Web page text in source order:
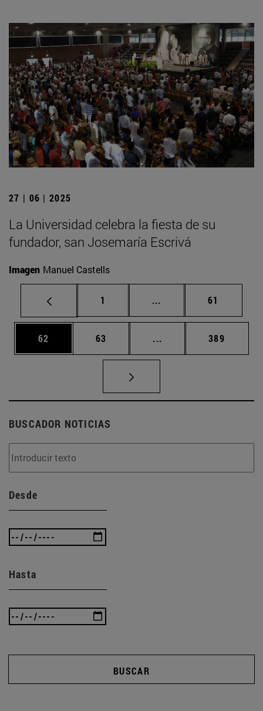
27 | 06 | 2025
La Universidad celebra la fiesta de su
fundador, san Josemaría Escrivá
Imagen Manuel Castells
Página
1 ... Páginas intermedias
Página
61
Página
62 Página
63 ... Páginas intermedias
Página
389
BUSCADOR NOTICIAS
Desde
Hasta
BUSCAR